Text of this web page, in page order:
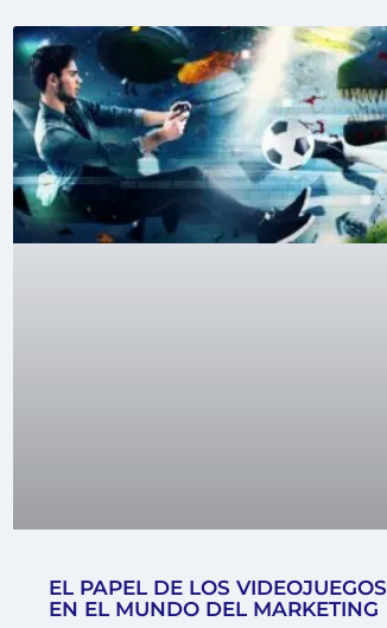
EL PAPEL DE LOS VIDEOJUEGOS
EN EL MUNDO DEL MARKETING